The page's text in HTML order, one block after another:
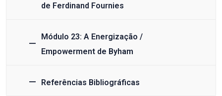
de Ferdinand Fournies
Módulo 23: A Energização /
Empowerment de Byham
Referências Bibliográficas